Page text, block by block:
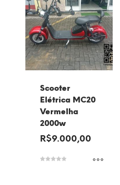
Scooter
Elétrica MC20
Vermelha
2000w
R$9.000,00